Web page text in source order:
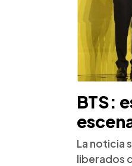
BTS:
La noticia
liberados